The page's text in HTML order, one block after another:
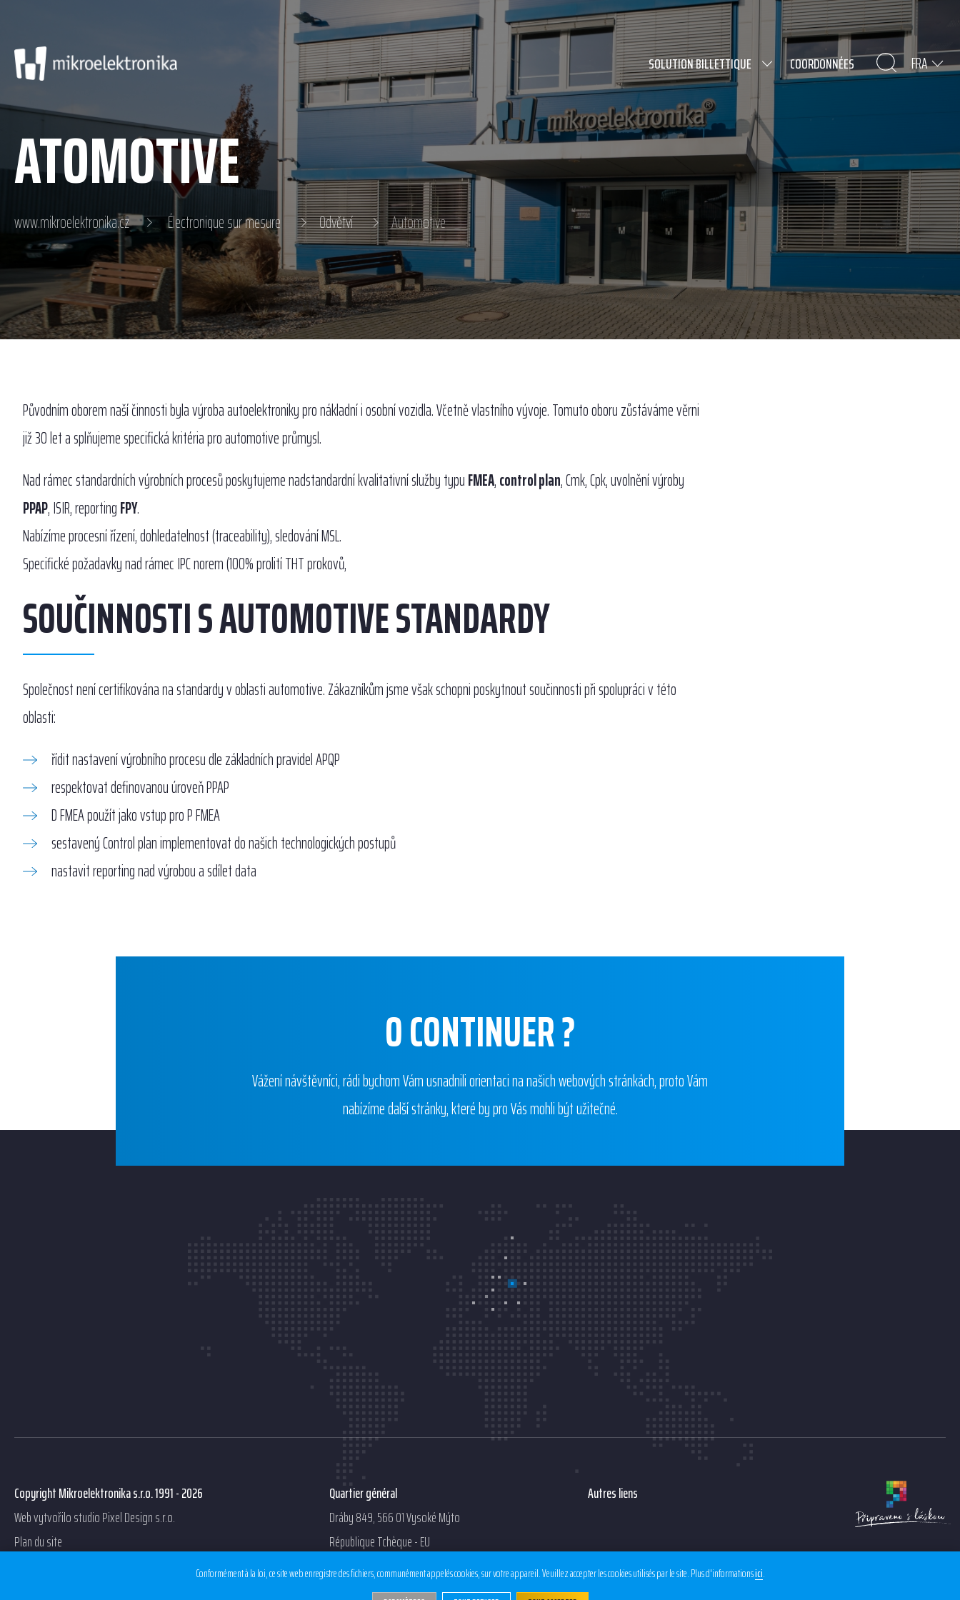
SOLUTION BILLETTIQUE COORDONNÉES FRA
ATOMOTIVE
www.mikroelektronika.cz Électronique sur mesure Odvětví Automotive
Původním oborem naší činnosti byla výroba autoelektroniky pro nákladní i osobní vozidla. Včetně vlastního vývoje. Tomuto oboru zůstáváme věrni
již 30 let a splňujeme specifická kritéria pro automotive průmysl.
Nad rámec standardních výrobních procesů poskytujeme nadstandardní kvalitativní služby typuFMEA,control plan, Cmk, Cpk, uvolnění výroby
PPAP, ISIR, reportingFPY.
Nabízíme procesní řízení, dohledatelnost (traceability), sledování MSL.
Specifické požadavky nad rámec IPC norem (100% prolití THT prokovů,
SOUČINNOSTI S AUTOMOTIVE STANDARDY
Společnost není certifikována na standardy v oblasti automotive. Zákazníkům jsme však schopni poskytnout součinnosti při spolupráci v této
oblasti:
řídit nastavení výrobního procesu dle základních pravidel APQP
respektovat definovanou úroveň PPAP
D FMEA použít jako vstup pro P FMEA
sestavený Control plan implementovat do našich technologických postupů
nastavit reporting nad výrobou a sdílet data
O CONTINUER ?
Vážení návštěvníci, rádi bychom Vám usnadnili orientaci na našich webových stránkách, proto Vám
nabízíme další stránky, které by pro Vás mohli být užitečné.
Copyright Mikroelektronika s.r.o. 1991 - 2026
Web vytvořilo studioPixel Design s.r.o.
Plan du site
Quartier général
Dráby 849, 566 01 Vysoké Mýto
République Tchèque - EU
Autres liens
Conformément à la loi, ce site web enregistre des fichiers, communément appelés cookies, sur votre appareil. Veuillez accepter les cookies utilisés par le site. Plus d'informationsici.